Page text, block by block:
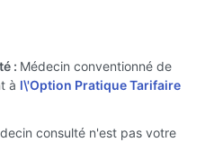
: Médecin conventionné de
à l\'Option Pratique Tarifaire
consulté n'est pas votre